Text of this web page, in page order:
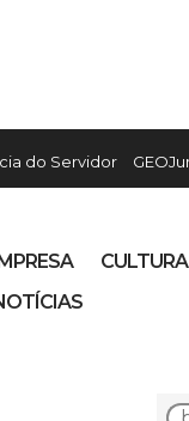
do Servidor